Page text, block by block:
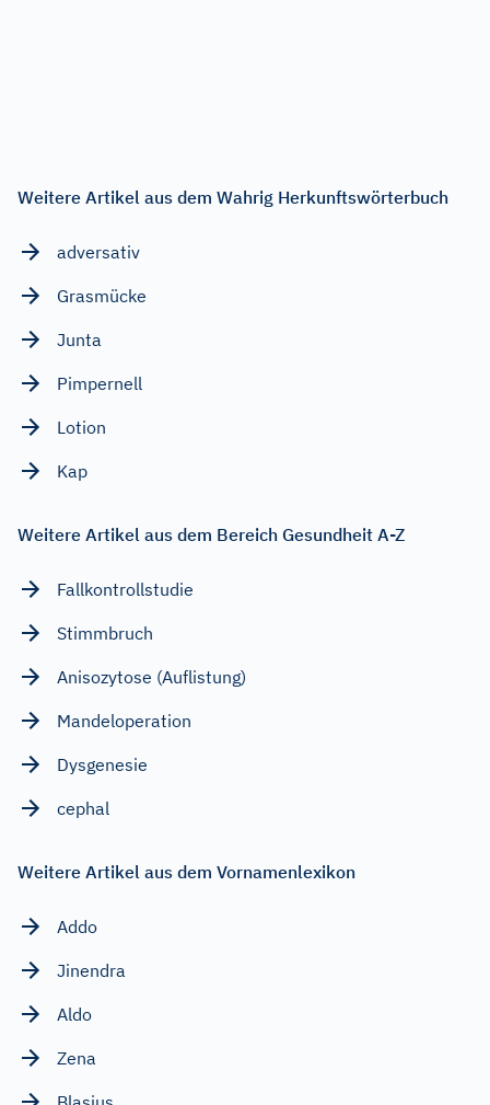
Weitere Artikel aus dem Wahrig Herkunftswörterbuch
adversativ
Grasmücke
Junta
Pimpernell
Lotion
Kap
Weitere Artikel aus dem Bereich Gesundheit A-Z
Fallkontrollstudie
Stimmbruch
Anisozytose (Auflistung)
Mandeloperation
Dysgenesie
cephal
Weitere Artikel aus dem Vornamenlexikon
Addo
Jinendra
Aldo
Zena